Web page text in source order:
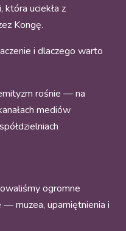
która uciekła z
Kongę.
i dlaczego warto
rośnie — na
mediów
ogromne
muzea, upamiętnienia i